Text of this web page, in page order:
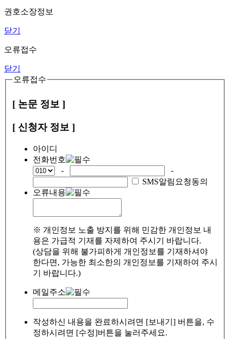
권호소장정보
닫기
오류접수
닫기
오류접수
[ 논문 정보 ]
[ 신청자 정보 ]
아이디
전화번호
-
-
SMS알림요청동의
오류내용
※ 개인정보 노출 방지를 위해 민감한 개인정보 내
용은 가급적 기재를 자제하여 주시기 바랍니다.
(상담을 위해 불가피하게 개인정보를 기재하셔야
한다면, 가능한 최소한의 개인정보를 기재하여 주시
기 바랍니다.)
메일주소
작성하신 내용을 완료하시려면 [보내기] 버튼을, 수
정하시려면 [수정]버튼을 눌러주세요.